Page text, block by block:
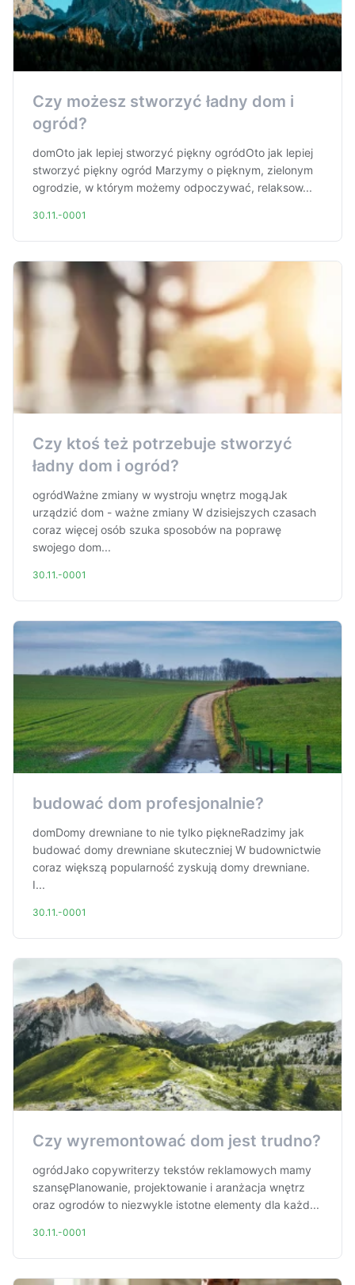
Czy możesz stworzyć ładny dom i
ogród?
domOto jak lepiej stworzyć piękny ogródOto jak lepiej
stworzyć piękny ogród Marzymy o pięknym, zielonym
ogrodzie, w którym możemy odpoczywać, relaksow...
30.11.-0001
Czy ktoś też potrzebuje stworzyć
ładny dom i ogród?
ogródWażne zmiany w wystroju wnętrz mogąJak
urządzić dom - ważne zmiany W dzisiejszych czasach
coraz więcej osób szuka sposobów na poprawę
swojego dom...
30.11.-0001
budować dom profesjonalnie?
domDomy drewniane to nie tylko piękneRadzimy jak
budować domy drewniane skuteczniej W budownictwie
coraz większą popularność zyskują domy drewniane.
I...
30.11.-0001
Czy wyremontować dom jest trudno?
ogródJako copywriterzy tekstów reklamowych mamy
szansęPlanowanie, projektowanie i aranżacja wnętrz
oraz ogrodów to niezwykle istotne elementy dla każd...
30.11.-0001